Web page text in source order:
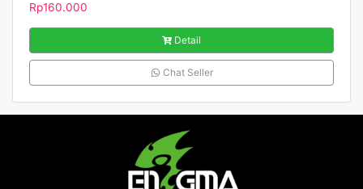
Rp160.000
Detail
Chat Seller